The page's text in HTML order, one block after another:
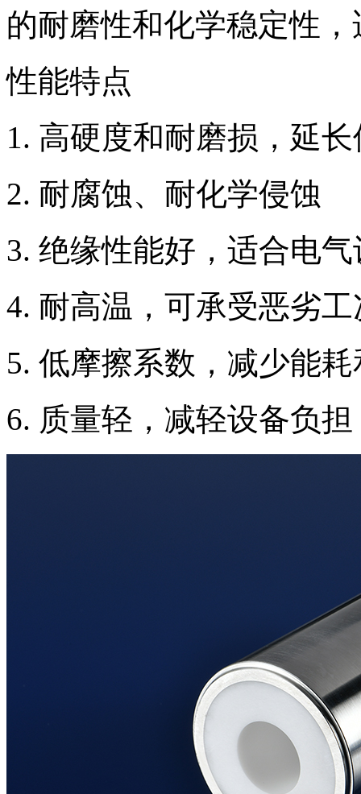
的耐磨性和化学稳定性
性能特点
高硬度和耐磨损，延
耐腐蚀、耐化学侵蚀
绝缘性能好，适合电气
耐高温，可承受恶劣工
低摩擦系数，减少能
质量轻，减轻设备负担